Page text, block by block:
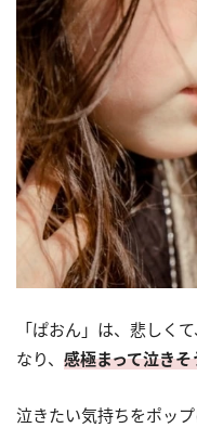
「ぱおん」は、悲しく
なり、 感極まって泣き
泣きたい気持ちをポップ